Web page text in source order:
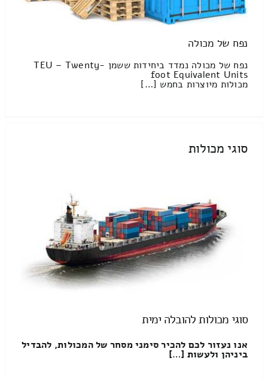
נפח של מכולה
נפח של מכולה נמדד ביחידות ששמן TEU – Twenty-
foot Equivalent Units
מכולות מיוצרות בחמש […]
סוגי מכולות
סוגי מכולות להובלה ימית
אנו נעזור לכם להכיר סימני מסחר של המכולות, להבדיל
ביניהן ולעשות […]